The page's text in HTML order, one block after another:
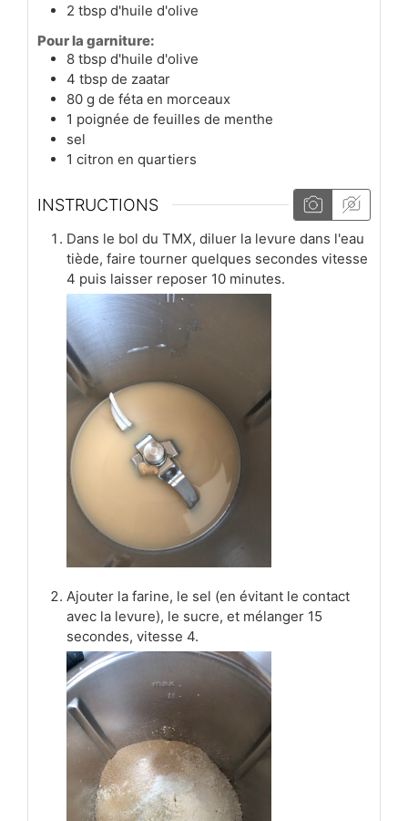
2 tbsp d'huile d'olive
Pour la garniture:
8 tbsp d'huile d'olive
4 tbsp de zaatar
80 g de féta en morceaux
1 poignée de feuilles de menthe
sel
1 citron en quartiers
INSTRUCTIONS
Dans le bol du TMX, diluer la levure dans l'eau
tiède, faire tourner quelques secondes vitesse
4 puis laisser reposer 10 minutes.
Ajouter la farine, le sel (en évitant le contact
avec la levure), le sucre, et mélanger 15
secondes, vitesse 4.